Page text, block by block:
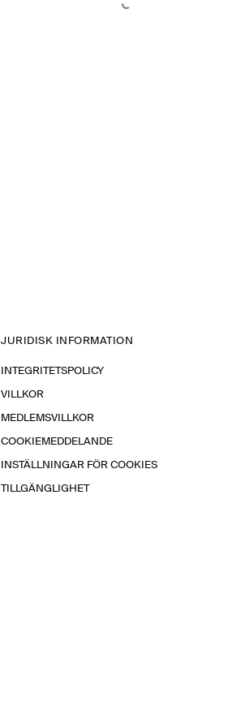
JURIDISK INFORMATION
INTEGRITETSPOLICY
VILLKOR
MEDLEMSVILLKOR
COOKIEMEDDELANDE
INSTÄLLNINGAR FÖR COOKIES
TILLGÄNGLIGHET